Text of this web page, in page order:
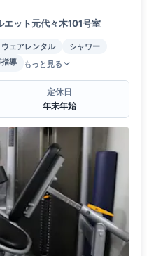
ット元代々木101号室
ウェアレンタル
シャワー
導 もっと見る
定休日
年末年始